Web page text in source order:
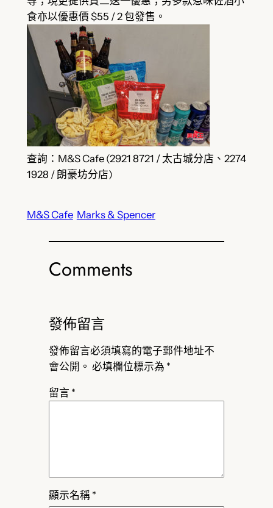
食亦以優惠價 $55 / 2 包發售。
查詢：M&S Cafe (2921 8721 / 太古城分店、2274
1928 / 朗豪坊分店)
M&S Cafe Marks & Spencer
Comments
發佈留言
發佈留言必須填寫的電子郵件地址不
會公開。 必填欄位標示為 *
留言 *
顯示名稱 *